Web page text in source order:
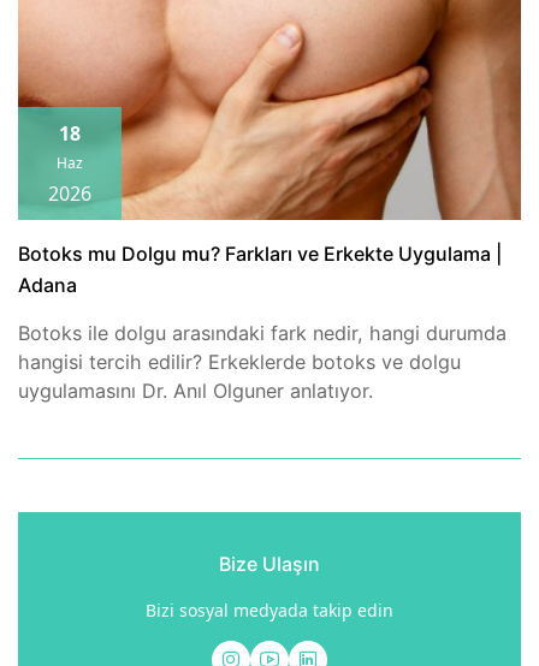
18
Haz
2026
Botoks mu Dolgu mu? Farkları ve Erkekte Uygulama |
Adana
Botoks ile dolgu arasındaki fark nedir, hangi durumda
hangisi tercih edilir? Erkeklerde botoks ve dolgu
uygulamasını Dr. Anıl Olguner anlatıyor.
Bize Ulaşın
Bizi sosyal medyada takip edin